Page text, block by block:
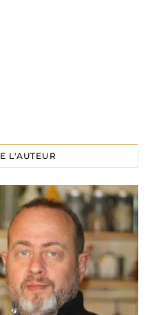
L'AUTEUR